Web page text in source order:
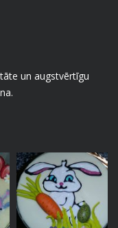
un augstvērtīgu